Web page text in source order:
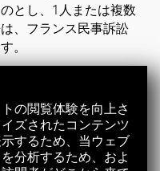
の閲覧体験を向上さ
ズされたコンテンツ
するため、当ウェブ
分析するため、およ
とし、1人または複数
、フランス民事訴訟
。